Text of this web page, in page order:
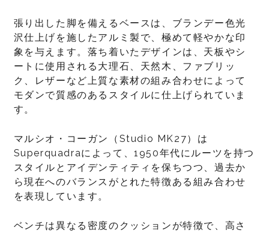
張り出した脚を備えるベースは、ブランデー色光
沢仕上げを施したアルミ製で、極めて軽やかな印
象を与えます。落ち着いたデザインは、天板やシ
ートに使用される大理石、天然木、ファブリッ
ク、レザーなど上質な素材の組み合わせによって
モダンで質感のあるスタイルに仕上げられていま
す。
マルシオ・コーガン（Studio MK27）は
Superquadraによって、1950年代にルーツを持つ
スタイルとアイデンティティを保ちつつ、過去か
ら現在へのバランスがとれた特徴ある組み合わせ
を表現しています。
ベンチは異なる密度のクッションが特徴で、高さ